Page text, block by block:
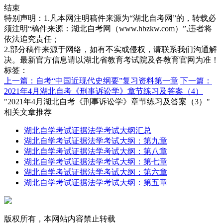
结束
特别声明：1.凡本网注明稿件来源为“湖北自考网”的，转载必
须注明“稿件来源：湖北自考网（www.hbzkw.com）”,违者将
依法追究责任；
2.部分稿件来源于网络，如有不实或侵权，请联系我们沟通解
决。最新官方信息请以湖北省教育考试院及各教育官网为准！
标签：
上一篇：自考“中国近现代史纲要”复习资料第一章 下一篇：
2021年4月湖北自考《刑事诉讼学》章节练习及答案（4）
"2021年4月湖北自考《刑事诉讼学》章节练习及答案（3）"
相关文章推荐
湖北自学考试证据法学考试大纲汇总
湖北自学考试证据法学考试大纲：第九章
湖北自学考试证据法学考试大纲：第八章
湖北自学考试证据法学考试大纲：第七章
湖北自学考试证据法学考试大纲：第六章
湖北自学考试证据法学考试大纲：第五章
版权所有，本网站内容禁止转载